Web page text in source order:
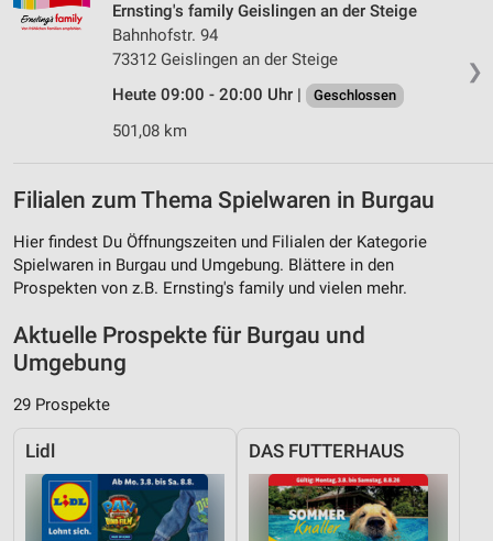
❯
Ernsting's family Geislingen an der Steige
Bahnhofstr. 94
73312 Geislingen an der Steige
Heute 09:00 - 20:00 Uhr |
Geschlossen
501,08 km
Filialen zum Thema Spielwaren in Burgau
Hier findest Du Öffnungszeiten und Filialen der Kategorie
Spielwaren in Burgau und Umgebung. Blättere in den
Prospekten von z.B. Ernsting's family und vielen mehr.
Aktuelle Prospekte für Burgau und
Umgebung
29 Prospekte
Lidl DAS FUTTERHAUS